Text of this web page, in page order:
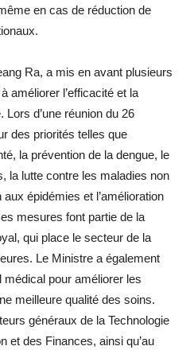
en cas de réduction de
Ra, a mis en avant plusieurs
améliorer l’efficacité et la
d’une réunion du 26
des priorités telles que
la prévention de la dengue, le
la lutte contre les maladies non
épidémies et l’amélioration
mesures font partie de la
qui place le secteur de la
Le Ministre a également
pour améliorer les
meilleure qualité des soins.
généraux de la Technologie
et des Finances, ainsi qu’au